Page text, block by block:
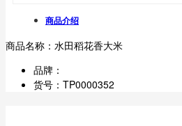
商品介绍
商品名称： 水田稻花香大米
品牌：
货号： TP0000352